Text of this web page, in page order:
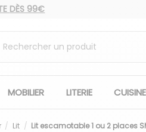
DÈS 99€
MOBILIER LITERIE CUISINE
Lit Lit escamotable 1 ou 2 places